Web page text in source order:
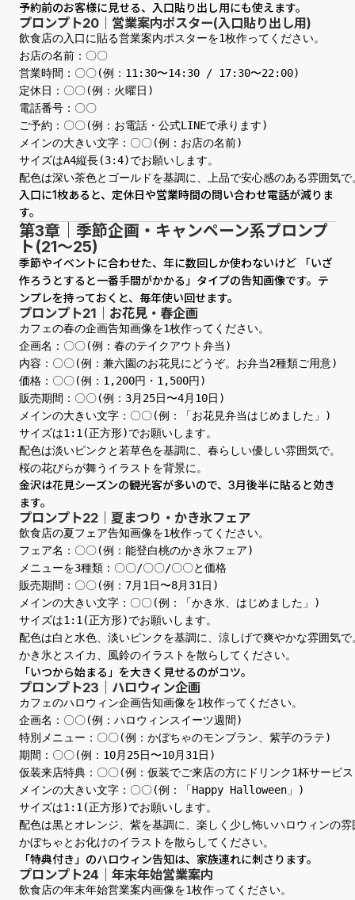
予約前のお客様に見せる、入口貼り出し用にも使えます。
プロンプト20｜営業案内ポスター(入口貼り出し用)
飲食店の入口に貼る営業案内ポスターを1枚作ってください。
お店の名前：〇〇
営業時間：〇〇(例：11:30〜14:30 / 17:30〜22:00)
定休日：〇〇(例：火曜日)
電話番号：〇〇
ご予約：〇〇(例：お電話・公式LINEで承ります)
メインの大きい文字：〇〇(例：お店の名前)
サイズはA4縦長(3:4)でお願いします。
配色は深い茶色とゴールドを基調に、上品で安心感のある雰囲気で
入口に1枚あると、定休日や営業時間の問い合わせ電話が減りま
す。
第3章｜季節企画・キャンペーン系プロンプ
ト(21〜25)
季節やイベントに合わせた、年に数回しか使わないけど 「いざ
作ろうとすると一番手間がかかる」タイプの告知画像です。テ
ンプレを持っておくと、毎年使い回せます。
プロンプト21｜お花見・春企画
カフェの春の企画告知画像を1枚作ってください。
企画名：〇〇(例：春のテイクアウト弁当)
内容：〇〇(例：兼六園のお花見にどうぞ。お弁当2種類ご用意)
価格：〇〇(例：1,200円・1,500円)
販売期間：〇〇(例：3月25日〜4月10日)
メインの大きい文字：〇〇(例：「お花見弁当はじめました」)
サイズは1:1(正方形)でお願いします。
配色は淡いピンクと若草色を基調に、春らしい優しい雰囲気で。
桜の花びらが舞うイラストを背景に。
金沢は花見シーズンの観光客が多いので、3月後半に貼ると効き
ます。
プロンプト22｜夏まつり・かき氷フェア
飲食店の夏フェア告知画像を1枚作ってください。
フェア名：〇〇(例：能登白桃のかき氷フェア)
メニューを3種類：〇〇/〇〇/〇〇と価格
販売期間：〇〇(例：7月1日〜8月31日)
メインの大きい文字：〇〇(例：「かき氷、はじめました」)
サイズは1:1(正方形)でお願いします。
配色は白と水色、淡いピンクを基調に、涼しげで爽やかな雰囲気で
かき氷とスイカ、風鈴のイラストを散らしてください。
「いつから始まる」を大きく見せるのがコツ。
プロンプト23｜ハロウィン企画
カフェのハロウィン企画告知画像を1枚作ってください。
企画名：〇〇(例：ハロウィンスイーツ週間)
特別メニュー：〇〇(例：かぼちゃのモンブラン、紫芋のラテ)
期間：〇〇(例：10月25日〜10月31日)
仮装来店特典：〇〇(例：仮装でご来店の方にドリンク1杯サービ
メインの大きい文字：〇〇(例：「Happy Halloween」)
サイズは1:1(正方形)でお願いします。
配色は黒とオレンジ、紫を基調に、楽しく少し怖いハロウィンの雰
かぼちゃとお化けのイラストを散らしてください。
「特典付き」のハロウィン告知は、家族連れに刺さります。
プロンプト24｜年末年始営業案内
飲食店の年末年始営業案内画像を1枚作ってください。